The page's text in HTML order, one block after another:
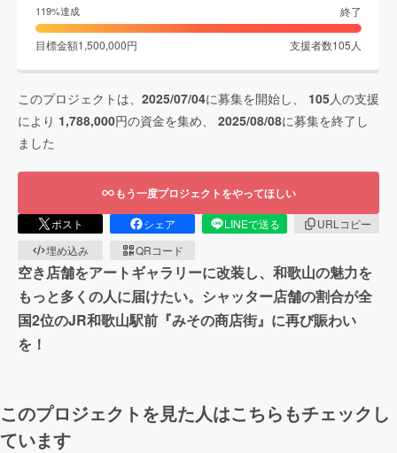
119%達成 終了
目標金額1,500,000円 支援者数105 人
このプロジェクトは、 2025/07/04に募集を開始し、 105人の支援
により 1,788,000円の資金を集め、 2025/08/08に募集を終了し
ました
もう一度プロジェクトをやってほしい
ポスト シェア LINEで送る
URLコピー
埋め込み
QRコード
空き店舗をアートギャラリーに改装し、和歌山の魅力を
もっと多くの人に届けたい。シャッター店舗の割合が全
国2位のJR和歌山駅前『みその商店街』に再び賑わい
を！
このプロジェクトを見た人はこちらもチェックし
ています